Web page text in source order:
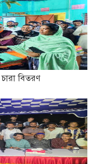
চারা বিতরণ